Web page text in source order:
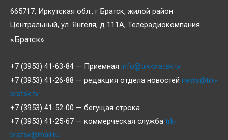
665717, Иркутская обл., г Братск, жилой район
Центральный, ул. Янгеля, д 111А, Телерадиокомпания
«Братск»
+7 (3953) 41-63-84 — Приемная info@trk-bratsk.tv
+7 (3953) 41-26-88 — редакция отдела новостей news@trk-
bratsk.tv
+7 (3953) 41-52-00 — бегущая строка
+7 (3953) 41-25-67 — коммерческая служба trk-
bratsk@mail.ru